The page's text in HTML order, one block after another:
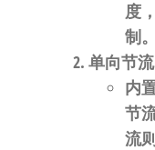
度
制。
单向节
内
节
流